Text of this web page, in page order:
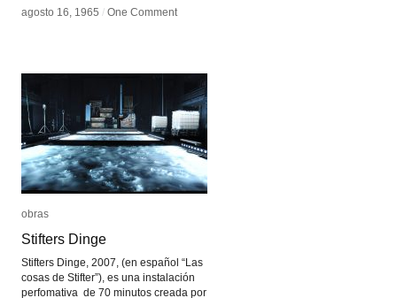
agosto 16, 1965 / One Comment
agosto 16, 1965 / One Comment
obras
Stifters Dinge
Stifters Dinge, 2007, (en español “Las
cosas de Stifter”), es una instalación
perfomativa de 70 minutos creada por
obras
Stifters Dinge